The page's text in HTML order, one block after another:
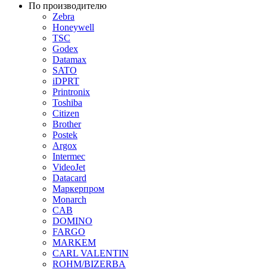
По производителю
Zebra
Honeywell
TSC
Godex
Datamax
SATO
iDPRT
Printronix
Toshiba
Citizen
Brother
Postek
Argox
Intermec
VideoJet
Datacard
Маркерпром
Monarch
CAB
DOMINO
FARGO
MARKEM
CARL VALENTIN
ROHM/BIZERBA